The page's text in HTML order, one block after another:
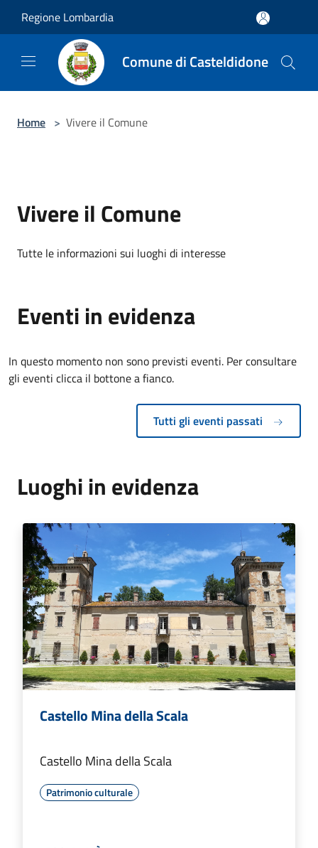
Regione Lombardia
Comune di Casteldidone
Home > Vivere il Comune
Vivere il Comune
Tutte le informazioni sui luoghi di interesse
Eventi in evidenza
In questo momento non sono previsti eventi. Per consultare
gli eventi clicca il bottone a fianco.
Tutti gli eventi passati
Luoghi in evidenza
Castello Mina della Scala
Castello Mina della Scala
Patrimonio culturale